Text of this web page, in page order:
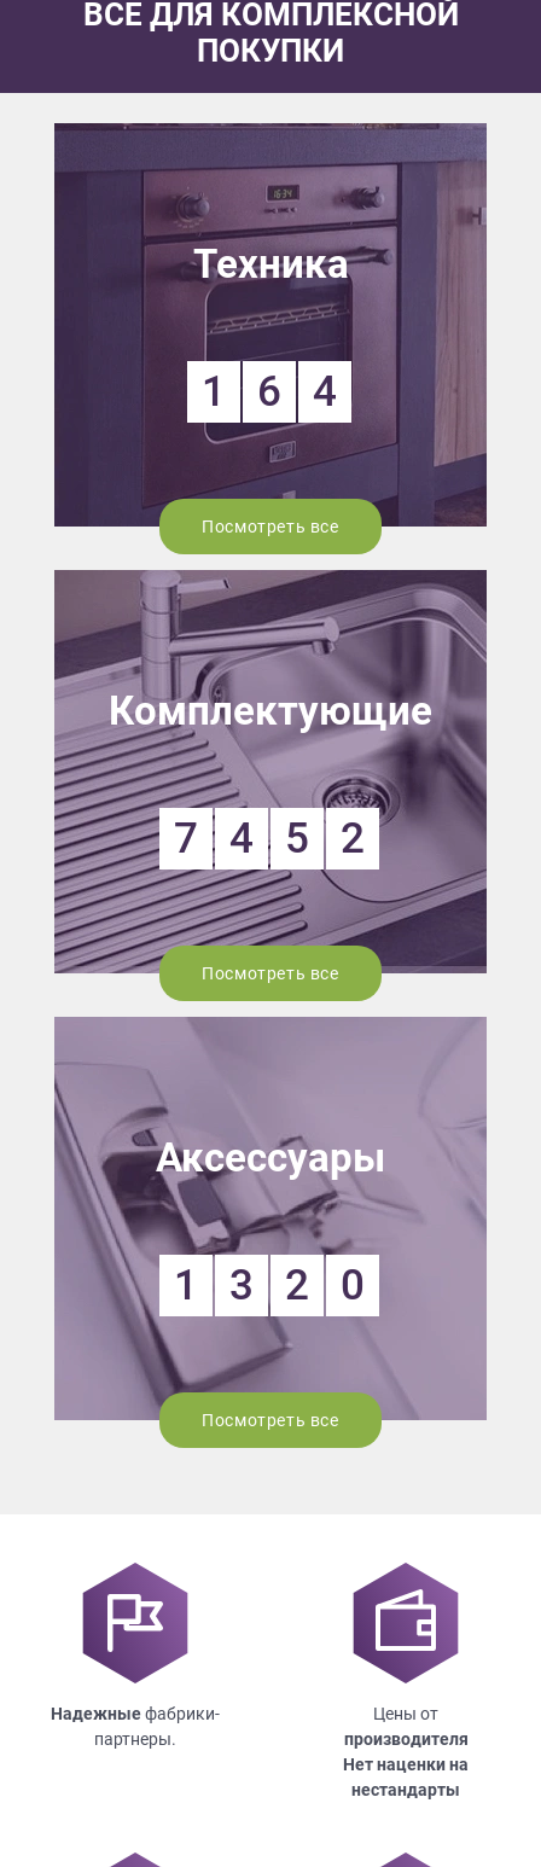
ВСЕ ДЛЯ КОМПЛЕКСНОЙ
ПОКУПКИ
Техника
1 6 4
Посмотреть все
Комплектующие
7 4 5 2
Посмотреть все
Аксессуары
1 3 2 0
Посмотреть все
Надежныефабрики-
партнеры.
Цены от
производителя
Нет наценки на
нестандарты